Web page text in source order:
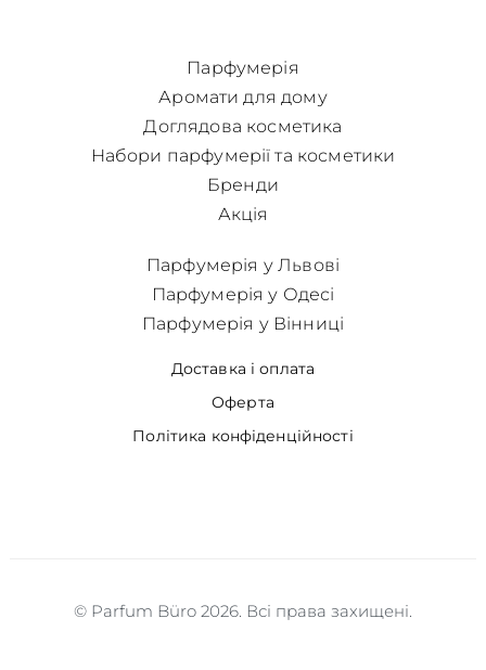
Парфумерія
Аромати для дому
Доглядова косметика
Набори парфумерії та косметики
Бренди
Акція
Доставка і оплата
Оферта
Політика конфіденційності
Парфумерія у Львові
Парфумерія у Одесі
Парфумерія у Вінниці
© Parfum Büro 2026. Всі права захищені.